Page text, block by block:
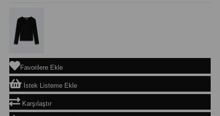
Favorilere Ekle
İstek Listeme Ekle
Karşılaştır